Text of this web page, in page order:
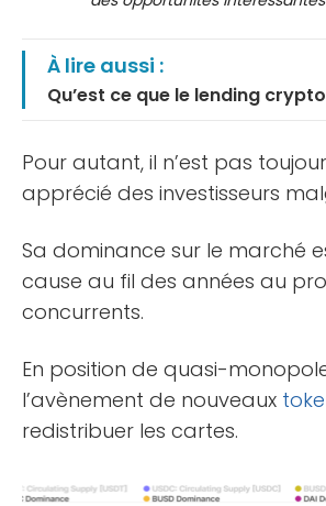
À lire aussi :
Qu’est ce que le lending
Pour autant, il n’est pas
apprécié des investisseurs
Sa dominance sur le marché
cause au fil des années au
concurrents.
En position de quasi-
l’avènement de nouveaux
redistribuer les cartes.